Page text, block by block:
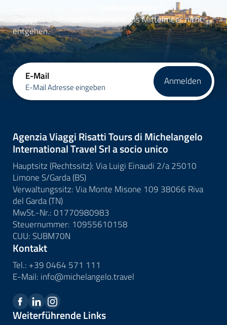
für
Gruppenreisen nach Italien und ans Mittelmeer nicht
entgehen.
E-Mail
E-Mail Adresse eingeben Anmelden
Agenzia Viaggi Risatti Tours di Michelangelo
International Travel Srl a socio unico
Hauptsitz (Rechtssitz): Via Luigi Einaudi 2/a 25010
Limone S/Garda (BS)
Verwaltungssitz: Via Monte Misone 109 38066 Riva
del Garda (TN)
MwSt.-Nr.: 01770980983
Steuernummer: 10955610158
CUU: SUBM70N
Kontakt
Tel.: +39 0464 571 111
E-Mail: info@michelangelo.travel
Weiterführende Links